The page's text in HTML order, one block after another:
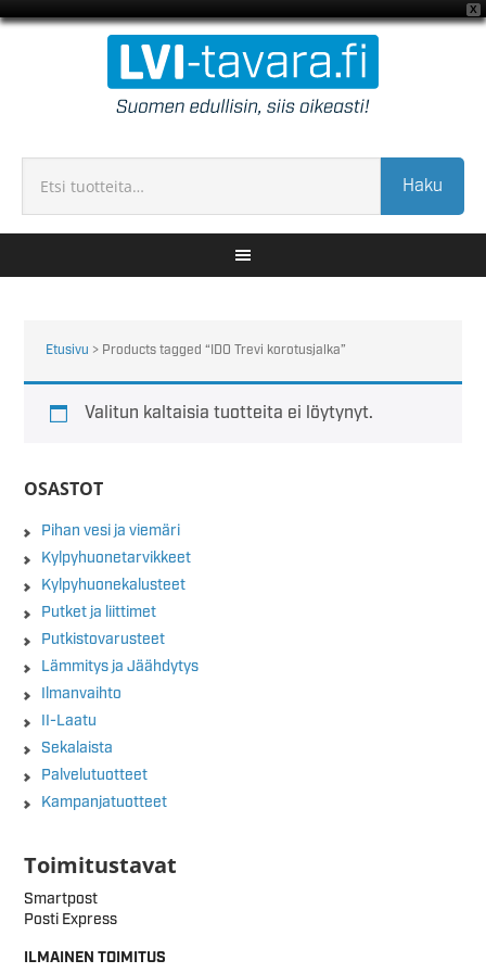
X
Haku
Etusivu > Products tagged “IDO Trevi korotusjalka”
Valitun kaltaisia tuotteita ei löytynyt.
OSASTOT
Pihan vesi ja viemäri
Kylpyhuonetarvikkeet
Kylpyhuonekalusteet
Putket ja liittimet
Putkistovarusteet
Lämmitys ja Jäähdytys
Ilmanvaihto
II-Laatu
Sekalaista
Palvelutuotteet
Kampanjatuotteet
Toimitustavat
Smartpost
Posti Express
ILMAINEN TOIMITUS